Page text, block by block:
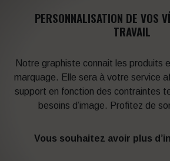
PERSONNALISATION DE VOS
TRAVAIL
Notre graphiste connait les produits
marquage. Elle sera à votre service
support en fonction des contraintes
besoins d’image. Profitez de
Vous souhaitez avoir plus